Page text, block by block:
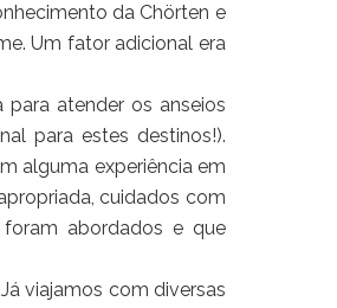
da Chörten e
Um fator adicional era
atender os anseios
para estes destinos!).
alguma experiência em
cuidados com
foram abordados e que
viajamos com diversas